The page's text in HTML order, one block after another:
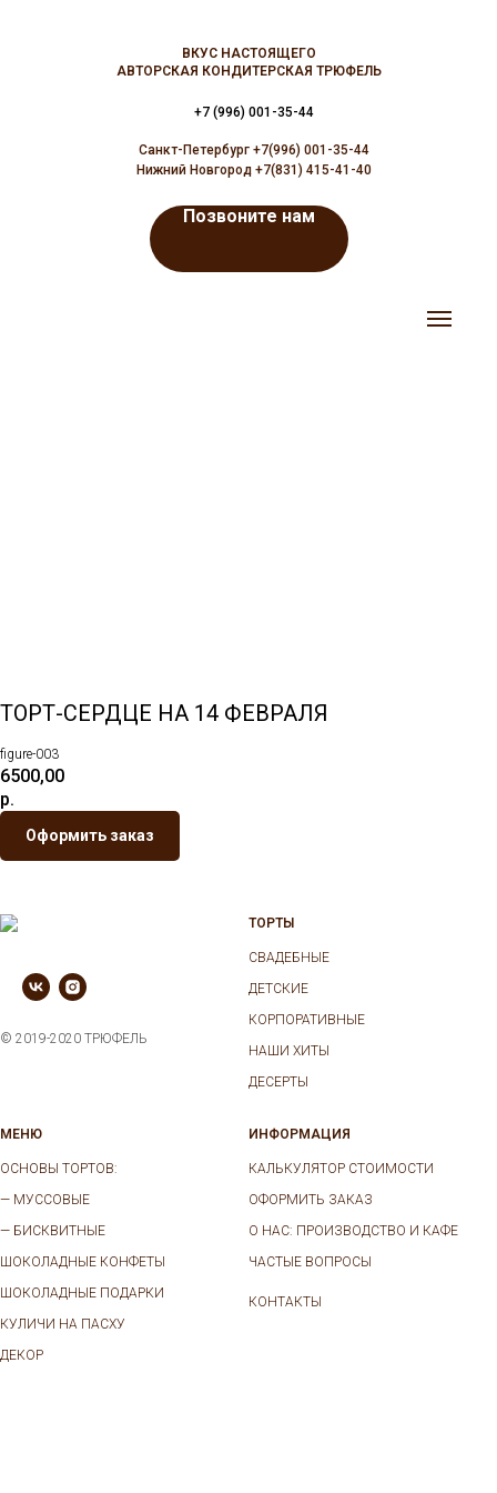
ВКУС НАСТОЯЩЕГО
АВТОРСКАЯ КОНДИТЕРСКАЯ ТРЮФЕЛЬ
+7 (996) 001-35-44
Санкт-Петербург +7(996) 001-35-44
Нижний Новгород +7(831) 415-41-40
Позвоните нам
ТОРТ-СЕРДЦЕ НА 14 ФЕВРАЛЯ
figure-003
6500,00
р.
Оформить заказ
© 2019-2020 ТРЮФЕЛЬ
ТОРТЫ
СВАДЕБНЫЕ
ДЕТСКИЕ
КОРПОРАТИВНЫЕ
НАШИ ХИТЫ
ДЕСЕРТЫ
МЕНЮ
ОСНОВЫ ТОРТОВ:
— МУССОВЫЕ
— БИСКВИТНЫЕ
ШОКОЛАДНЫЕ КОНФЕТЫ
ШОКОЛАДНЫЕ ПОДАРКИ
КУЛИЧИ НА ПАСХУ
ДЕКОР
ИНФОРМАЦИЯ
КАЛЬКУЛЯТОР СТОИМОСТИ
ОФОРМИТЬ ЗАКАЗ
О НАС: ПРОИЗВОДСТВО И КАФЕ
ЧАСТЫЕ ВОПРОСЫ
КОНТАКТЫ